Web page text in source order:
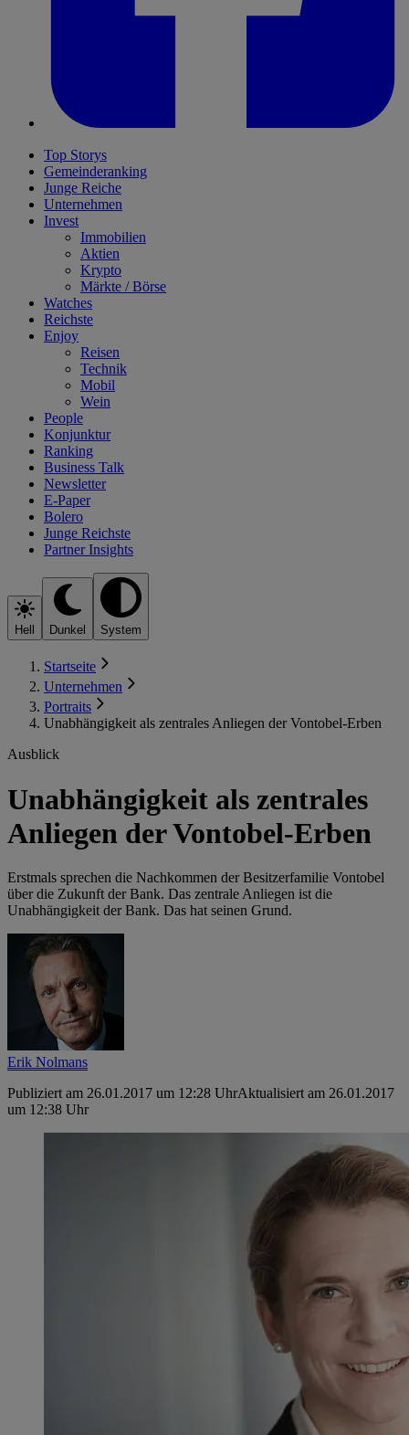
Top Storys
Gemeinderanking
Junge Reiche
Unternehmen
Invest
Immobilien
Aktien
Krypto
Märkte / Börse
Watches
Reichste
Enjoy
Reisen
Technik
Mobil
Wein
People
Konjunktur
Ranking
Business Talk
Newsletter
E-Paper
Bolero
Junge Reichste
Partner Insights
Hell Dunkel System
Startseite
Unternehmen
Portraits
Unabhängigkeit als zentrales Anliegen der Vontobel-Erben
Ausblick
Unabhängigkeit als zentrales
Anliegen der Vontobel-Erben
Erstmals sprechen die Nachkommen der Besitzerfamilie Vontobel
über die Zukunft der Bank. Das zentrale Anliegen ist die
Unabhängigkeit der Bank. Das hat seinen Grund.
Erik Nolmans
Publiziert am 26.01.2017 um 12:28 UhrAktualisiert am 26.01.2017
um 12:38 Uhr